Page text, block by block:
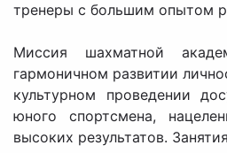
тренеры с большим опытом
Миссия шахматной
гармоничном развитии
культурном проведении
юного спортсмена,
высоких результатов.